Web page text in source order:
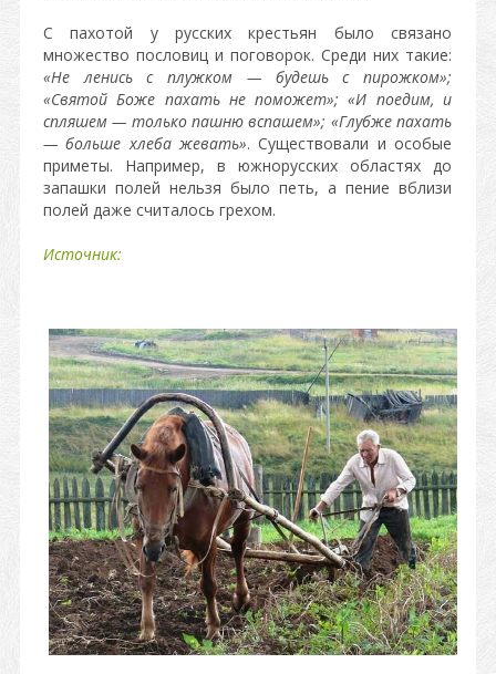
С пахотой у русских крестьян было связано
множество пословиц и поговорок. Среди них такие:
«Не ленись с плужком — будешь с пирожком»;
«Святой Боже пахать не поможет»; «И поедим, и
спляшем — только пашню вспашем»; «Глубже пахать
— больше хлеба жевать». Существовали и особые
приметы. Например, в южнорусских областях до
запашки полей нельзя было петь, а пение вблизи
полей даже считалось грехом.
Источник: